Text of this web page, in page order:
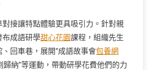
對接讓特點體驗更具吸引力。針對親
布成語研學甜心花園課程，組織先生
回車巷，展開“成語故事會包養網
歸納”等運動，帶動研學花費他們的力